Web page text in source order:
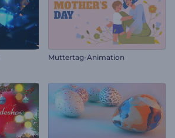
Muttertag-Animation